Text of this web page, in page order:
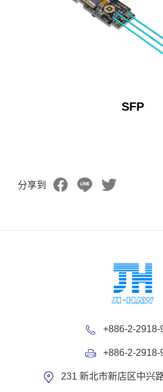
SFP
分享到
+886-2-2918-
+886-2-2918-
231 新北市新店区中兴